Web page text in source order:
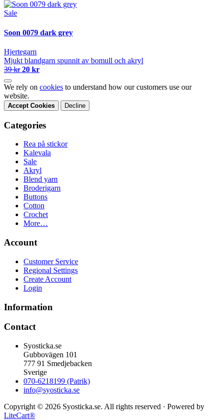
Sale
Soon 0079 dark grey
Hjertegarn
Mjukt blandgarn spunnit av bomull och akryl
39 kr 20 kr
We rely on cookies to understand how our customers use our
website.
Accept Cookies Decline
Categories
Rea på stickor
Kalevala
Sale
Akryl
Blend yarn
Broderigarn
Buttons
Cotton
Crochet
More…
Account
Customer Service
Regional Settings
Create Account
Login
Information
Contact
Syosticka.se
Gubbovägen 101
777 91 Smedjebacken
Sverige
070-6218199 (Patrik)
info@syosticka.se
Copyright © 2026 Syosticka.se. All rights reserved · Powered by
LiteCart®